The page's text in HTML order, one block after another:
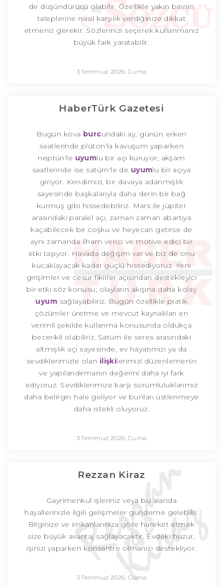
de düşündürücü olabilir. Özellikle yakın birinin
taleplerine nasıl karşılık verdiğinize dikkat
etmeniz gerekir. Sözlerinizi seçerek kullanmanız
büyük fark yaratabilir.
3 Temmuz 2026, Cuma
HaberTürk Gazetesi
Bugün kova burcundaki ay, günün erken
saatlerinde plüton'la kavuşum yaparken
neptün'le uyumlu bir açı kuruyor; akşam
saatlerinde ise satürn'le de uyumlu bir açıya
giriyor. Kendimizi, bir davaya adanmışlık
sayesinde başkalarıyla daha derin bir bağ
kurmuş gibi hissedebiliriz. Mars ile jüpiter
arasındaki paralel açı, zaman zaman abartıya
kaçabilecek bir coşku ve heyecan getirse de
aynı zamanda ilham verici ve motive edici bir
etki taşıyor. Havada değişim var ve biz de onu
kucaklayacak kadar güçlü hissediyoruz. Yeni
girişimler ve cesur fikirler açısından destekleyici
bir etki söz konusu; olayların akışına daha kolay
uyum sağlayabiliriz. Bugün özellikle pratik
çözümler üretme ve mevcut kaynakları en
verimli şekilde kullanma konusunda oldukça
becerikli olabiliriz. Satürn ile seres arasındaki
altmışlık açı sayesinde, ev hayatımızı ya da
sevdiklerimizle olan ilişkilerimizi düzenlemenin
ve yapılandırmanın değerini daha iyi fark
ediyoruz. Sevdiklerimize karşı sorumluluklarımız
daha belirgin hale geliyor ve bunları üstlenmeye
daha istekli oluyoruz.
3 Temmuz 2026, Cuma
Rezzan Kiraz
Gayrimenkul işleriniz veya bu alanda
hayallerinizle ilgili gelişmeler gündeme gelebilir.
Bilginize ve imkanlarınıza göre hareket etmek
size büyük avantaj sağlayacaktır. Evdeki huzur,
işinizi yaparken konsantre olmanızı destekliyor.
3 Temmuz 2026, Cuma